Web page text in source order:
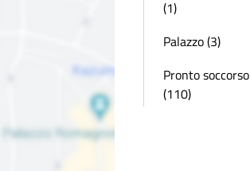
(1)
Palazzo (3)
Pronto soccorso
(110)